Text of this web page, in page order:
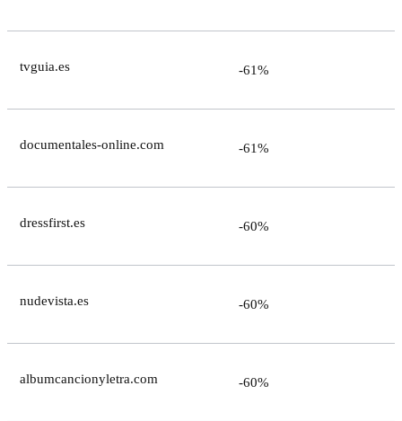
tvguia.es -61%
documentales-online.com -61%
dressfirst.es -60%
nudevista.es -60%
albumcancionyletra.com -60%